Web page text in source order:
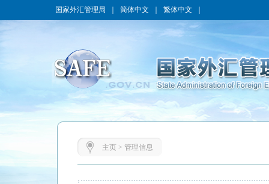
国家外汇管理局 简体中文 繁体中文
主页> 管理信息